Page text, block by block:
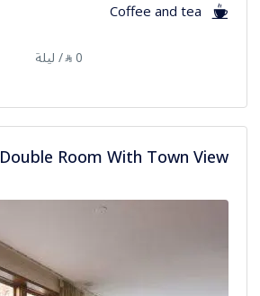
Coffee and tea
0
⃁/ ليلة
Double Room With Town View